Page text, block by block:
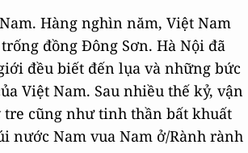
Hàng nghìn năm, Việt Nam
đồng Đông Sơn. Hà Nội đã
đều biết đến lụa và những bức
Việt Nam. Sau nhiều thế kỷ, vận
cũng như tinh thần bất khuất
nước Nam vua Nam ở/Rành rành